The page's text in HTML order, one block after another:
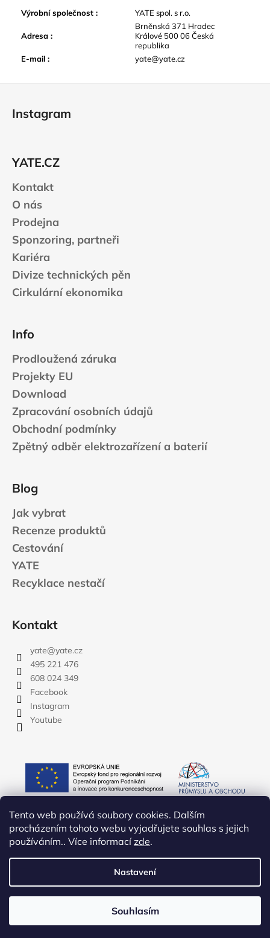
Tento web používá soubory cookies. Dalším
procházením tohoto webu vyjadřujete souhlas s jejich
používáním.. Více informacízde.
Nastavení
Souhlasím
Výrobní společnost : YATE spol. s r.o.
Adresa :
Brněnská 371 Hradec
Králové 500 06 Česká
republika
E-mail : yate@yate.cz
Instagram
YATE.CZ
Kontakt
O nás
Prodejna
Sponzoring, partneři
Kariéra
Divize technických pěn
Cirkulární ekonomika
Info
Prodloužená záruka
Projekty EU
Download
Zpracování osobních údajů
Obchodní podmínky
Zpětný odběr elektrozařízení a baterií
Blog
Jak vybrat
Recenze produktů
Cestování
YATE
Recyklace nestačí
Kontakt
yate@yate.cz
495 221 476
608 024 349
Facebook
Instagram
Youtube
Copyright 2026YATE.CZ. Všechna práva vyhrazena.Upravit
nastavení cookies